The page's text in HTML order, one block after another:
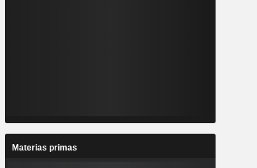
Materias primas